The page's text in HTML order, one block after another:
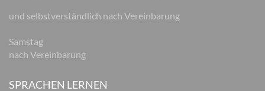
und selbstverständlich nach Vereinbarung
Samstag
nach Vereinbarung
SPRACHEN LERNEN